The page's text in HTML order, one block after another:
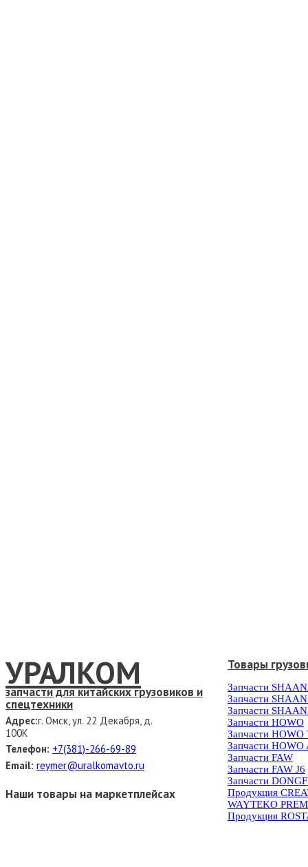
УРАЛКОМ
запчасти для китайских грузовиков и
спецтехники
Адрес:г. Омск, ул. 22 Декабря, д.
100К
Телефон: +7(381)-266-69-89
Email: reymer@uralkomavto.ru
Наши товары на маркетплейсах
Товары
Запчасти
Запчасти
Запчасти
Запчасти HOWO
Запчасти HOWO
Запчасти HOWO
Запчасти FAW
Запчасти FAW J6
Запчасти
Продукция
WAYTEKO
Продукция